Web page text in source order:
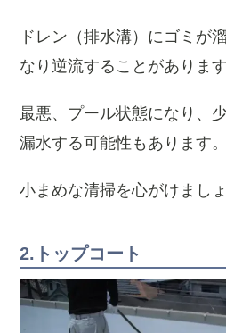
ドレン（排水溝）にゴミが
なり逆流することがあります
最悪、プール状態になり、
漏水する可能性もあります。
小まめな清掃を心がけましょ
2.トップコート